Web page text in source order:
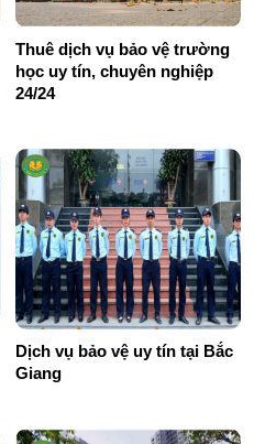
Thuê dịch vụ bảo vệ trường
học uy tín, chuyên nghiệp
24/24
Dịch vụ bảo vệ uy tín tại Bắc
Giang